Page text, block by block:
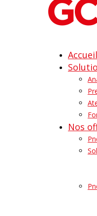
Accueil
Nos